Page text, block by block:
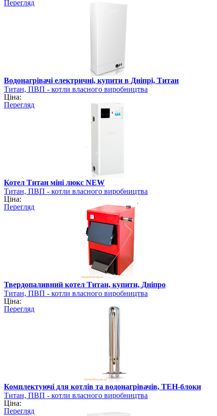
Перегляд
Водонагрівачі електричні, купити в Дніпрі, Титан
Титан, ПВП - котли власного виробництва
Ціна:
Перегляд
Котел Титан міні люкс NEW
Титан, ПВП - котли власного виробництва
Ціна:
Перегляд
Твердопаливний котел Титан, купити, Дніпро
Титан, ПВП - котли власного виробництва
Ціна:
Перегляд
Комплектуючі для котлів та водонагрівачів, ТЕН-блоки
Титан, ПВП - котли власного виробництва
Ціна:
Перегляд